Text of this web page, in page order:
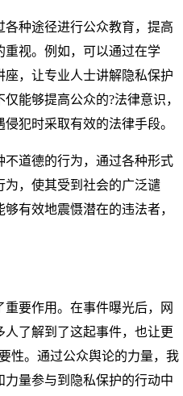
种途径进行公众教育，提高
重视。例如，可以通过在学
，让专业人士讲解隐私保护
能够提高公众的?法律意识，
犯时采取有效的法律手段。
道德的行为，通过各种形式
为，使其受到社会的广泛谴
有效地震慑潜在的违法者，
要作用。在事件曝光后，网
了解到了这起事件，也让更
性。通过公众舆论的力量，我
量参与到隐私保护的行动中